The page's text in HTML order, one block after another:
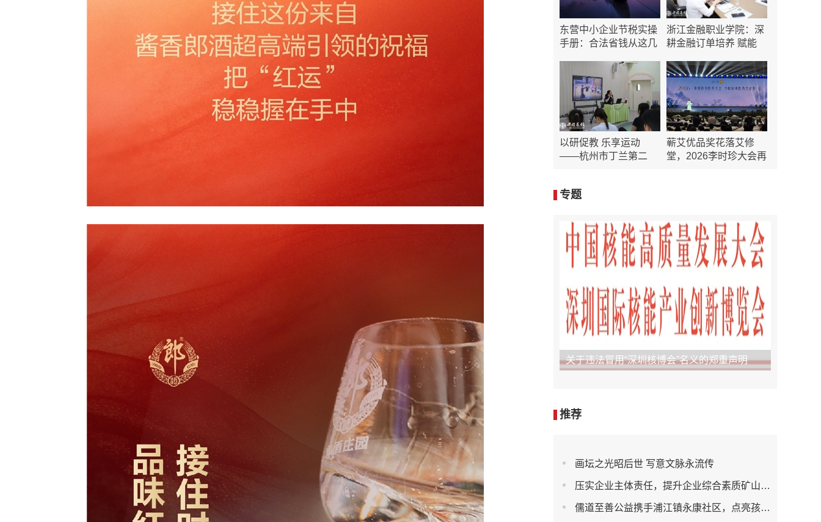
东营中小企业节税实操
手册：合法省钱从这几
浙江金融职业学院：深
耕金融订单培养 赋能
以研促教 乐享运动
——杭州市丁兰第二
蕲艾优品奖花落艾修
堂，2026李时珍大会再
专题
关于违法冒用“深圳核博会”名义的郑重声明
推荐
画坛之光昭后世 写意文脉永流传
压实企业主体责任，提升企业综合素质矿山企业安全管理的思考
儒道至善公益携手浦江镇永康社区，点亮孩童多彩童年